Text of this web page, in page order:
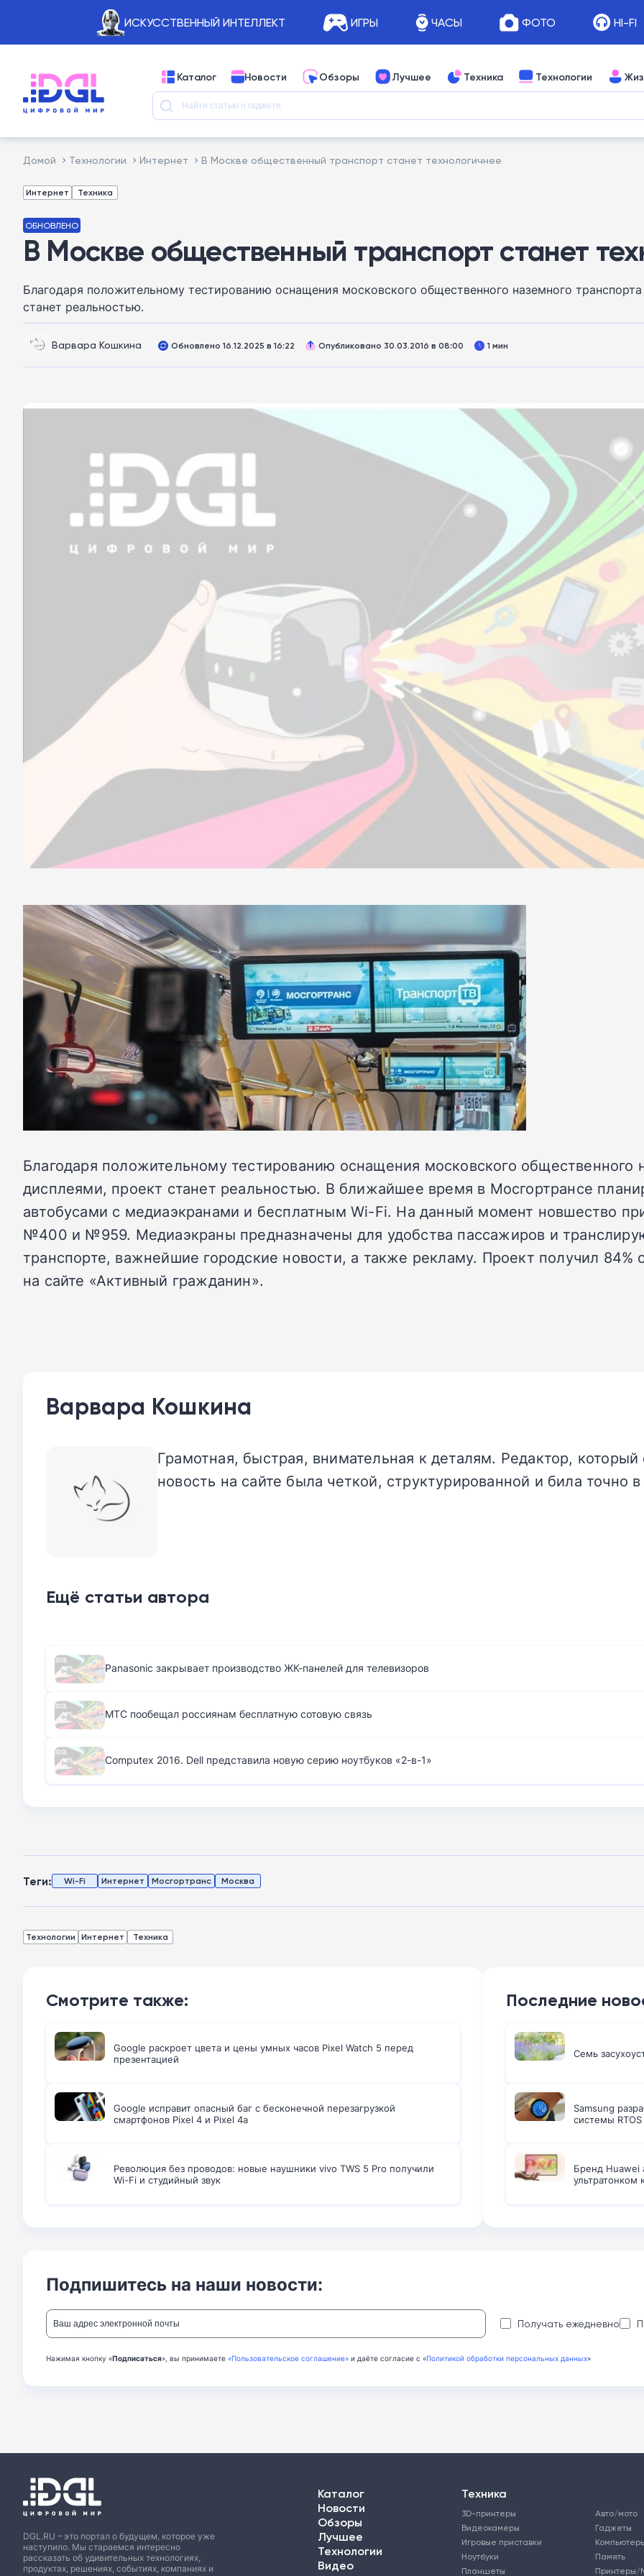
ИСКУССТВЕННЫЙ ИНТЕЛЛЕКТ ИГРЫ ЧАСЫ ФОТО HI-FI
Каталог Новости Обзоры Лучшее Техника Технологии
Домой Технологии Интернет В Москве общественный транспорт станет технологичнее
Интернет Техника
ОБНОВЛЕНО
В Москве общественный транспорт станет
Благодаря положительному тестированию оснащения московского общественного наземного
станет реальностью.
Варвара Кошкина Обновлено 16.12.2025 в 16:22 Опубликовано 30.03.2016 в 08:00 1 мин
Благодаря положительному тестированию оснащения московского
дисплеями, проект станет реальностью. В ближайшее время в Мосгортрансе
автобусами с медиаэкранами и бесплатным Wi-Fi. На данный момент новшество
№400 и №959. Медиаэкраны предназначены для удобства пассажиров и
транспорте, важнейшие городские новости, а также рекламу. Проект получил 84%
на сайте «Активный гражданин».
Варвара Кошкина
Грамотная, быстрая, внимательная к деталям. Редактор,
новость на сайте была четкой, структурированной и била точно
Ещё статьи автора
Panasonic закрывает производство ЖК-панелей для телевизоров
МТС пообещал россиянам бесплатную сотовую связь
Computex 2016. Dell представила новую серию ноутбуков «2-в-1»
Теги: Wi-Fi Интернет Мосгортранс Москва
Технологии Интернет Техника
Смотрите также:
Google раскроет цвета и цены умных часов Pixel Watch 5 перед
презентацией
Google исправит опасный баг с бесконечной перезагрузкой
смартфонов Pixel 4 и Pixel 4a
Революция без проводов: новые наушники vivo TWS 5 Pro получили
Wi-Fi и студийный звук
Последние
Семь
Samsung
системы RTOS
Бренд Huawei
ультратонком
Подпишитесь на наши новости:
Получать ежедневно
Нажимая кнопку «Подписаться», вы принимаете «Пользовательское соглашение» и даёте согласие с «Политикой обработки персональных данных»
DGL.RU – это портал о будущем, которое уже
наступило. Мы стараемся интересно
рассказать об удивительных технологиях,
продуктах, решениях, событиях, компаниях и
Каталог
Новости
Обзоры
Лучшее
Техника
3D-принтеры
Авто/мото
Видеокамеры
Гаджеты
Игровые приставки
Ноутбуки
Память
Планшеты
Технологии
Видео